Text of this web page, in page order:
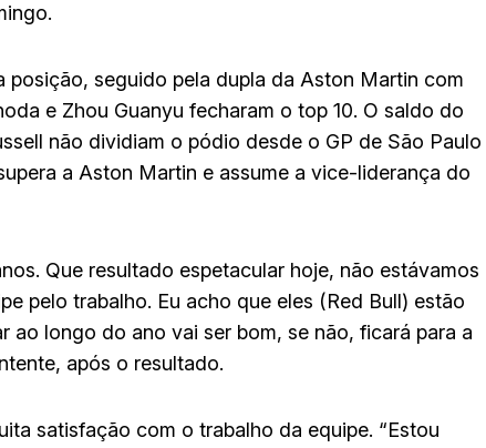
seguido pela dupla da Aston Martin com
e Zhou Guanyu fecharam o top 10. O saldo do
não dividiam o pódio desde o GP de São Paulo
a Aston Martin e assume a vice-liderança do
Que resultado espetacular hoje, não estávamos
pelo trabalho. Eu acho que eles (Red Bull) estão
ao longo do ano vai ser bom, se não, ficará para a
após o resultado.
satisfação com o trabalho da equipe. “Estou